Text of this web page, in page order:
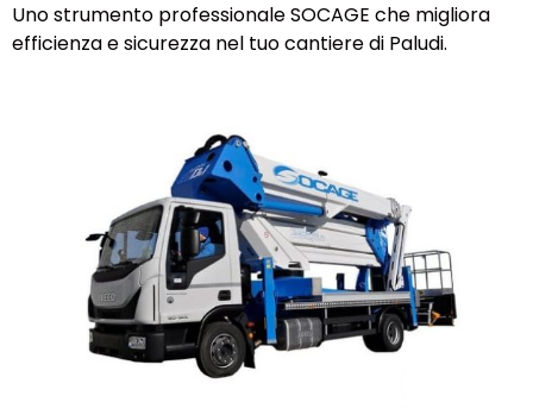
Uno strumento professionale SOCAGE che migliora
efficienza e sicurezza nel tuo cantiere di Paludi.